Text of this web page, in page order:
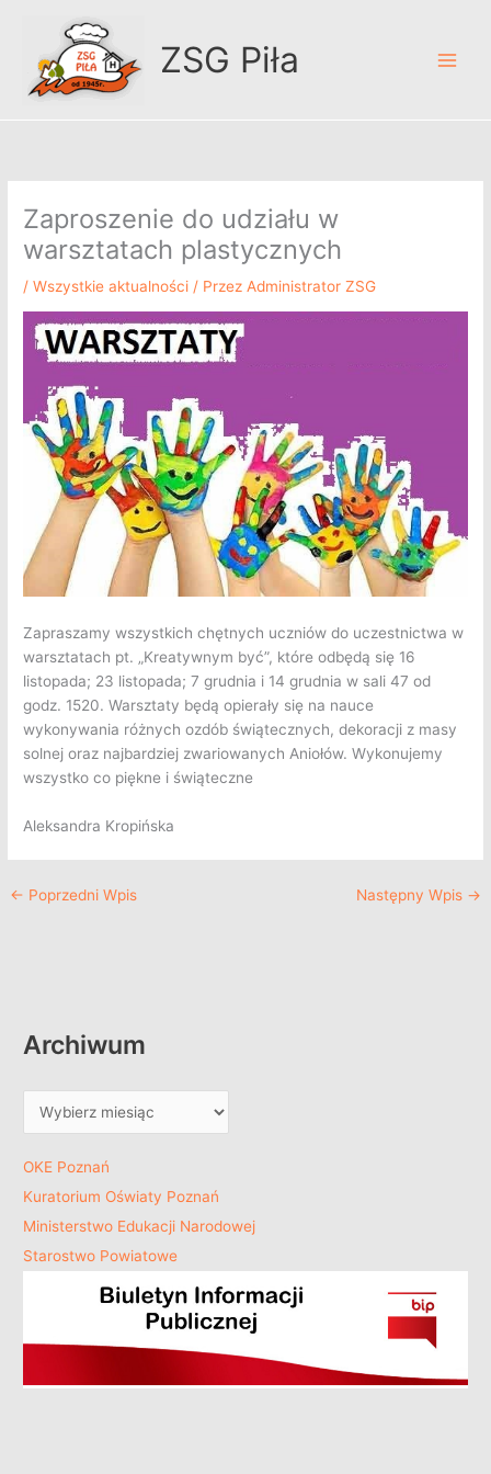
ZSG Piła
Zaproszenie do udziału w
warsztatach plastycznych
/Wszystkie aktualności / Przez Administrator ZSG
Zapraszamy wszystkich chętnych uczniów do uczestnictwa w
warsztatach pt. „Kreatywnym być”, które odbędą się 16
listopada; 23 listopada; 7 grudnia i 14 grudnia w sali 47 od
godz. 1520. Warsztaty będą opierały się na nauce
wykonywania różnych ozdób świątecznych, dekoracji z masy
solnej oraz najbardziej zwariowanych Aniołów. Wykonujemy
wszystko co piękne i świąteczne
Aleksandra Kropińska
← Poprzedni Wpis Następny Wpis →
Archiwum
m
OKE Poznań
Kuratorium Oświaty Poznań
Ministerstwo Edukacji Narodowej
Starostwo Powiatowe